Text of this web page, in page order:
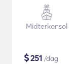
Midterkonsol
$251 /dag